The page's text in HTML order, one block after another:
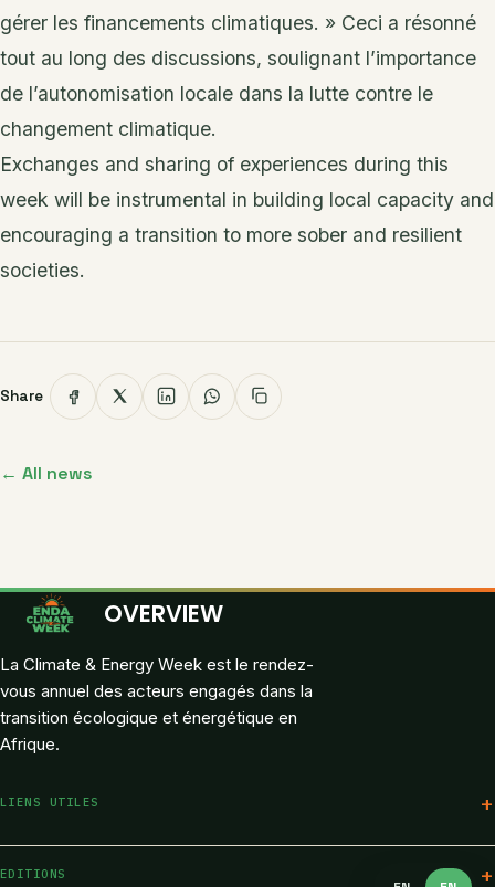
gérer les financements climatiques. » Ceci a résonné
tout au long des discussions, soulignant l’importance
de l’autonomisation locale dans la lutte contre le
changement climatique.
Exchanges and sharing of experiences during this
week will be instrumental in building local capacity and
encouraging a transition to more sober and resilient
societies.
Share
← All news
OVERVIEW
La Climate & Energy Week est le rendez-
vous annuel des acteurs engagés dans la
transition écologique et énergétique en
Afrique.
LIENS UTILES
EDITIONS